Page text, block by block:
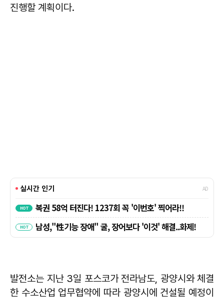
진행할 계획이다.
발전소는 지난 3일 포스코가 전라남도, 광양시와 체결
한 수소산업 업무협약에 따라 광양시에 건설될 예정이